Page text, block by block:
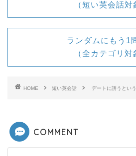
（短い英会話対
ランダムにもう1
（全カテゴリ対
HOME 短い英会話 デートに誘うとい
COMMENT